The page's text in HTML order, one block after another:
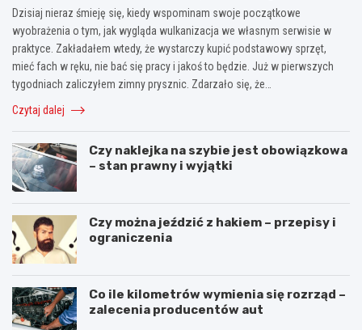
Dzisiaj nieraz śmieję się, kiedy wspominam swoje początkowe
wyobrażenia o tym, jak wygląda wulkanizacja we własnym serwisie w
praktyce. Zakładałem wtedy, że wystarczy kupić podstawowy sprzęt,
mieć fach w ręku, nie bać się pracy i jakoś to będzie. Już w pierwszych
tygodniach zaliczyłem zimny prysznic. Zdarzało się, że…
Czytaj dalej
Czy naklejka na szybie jest obowiązkowa
– stan prawny i wyjątki
Czy można jeździć z hakiem – przepisy i
ograniczenia
Co ile kilometrów wymienia się rozrząd –
zalecenia producentów aut